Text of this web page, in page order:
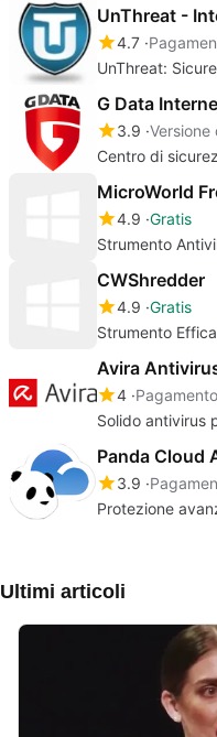
UnThreat -
4.7
UnThreat:
G Data
3.9 Versione
Centro di
MicroWorld
4.9 Gratis
Strumento
CWShredder
4.9 Gratis
Strumento
Avira
4 Pagamento
Solido antivirus
Panda Cloud
3.9
Protezione
Ultimi articoli